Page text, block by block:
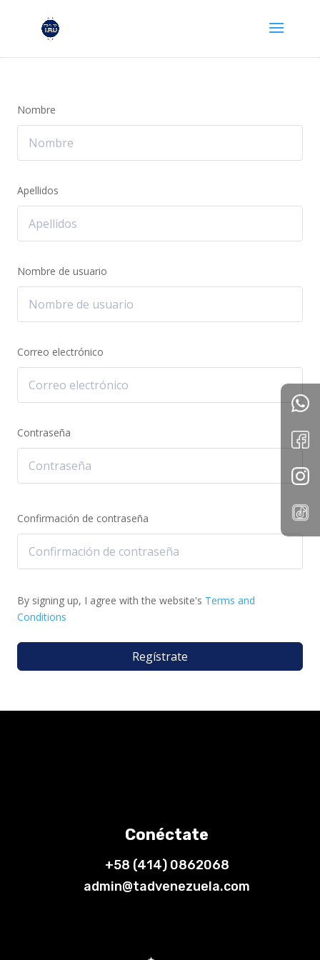
Nombre
Apellidos
Nombre de usuario
Correo electrónico
Contraseña
Confirmación de contraseña
By signing up, I agree with the website's Terms and
Conditions
Regístrate
Conéctate
+58 (414) 0862068
admin@tadvenezuela.com